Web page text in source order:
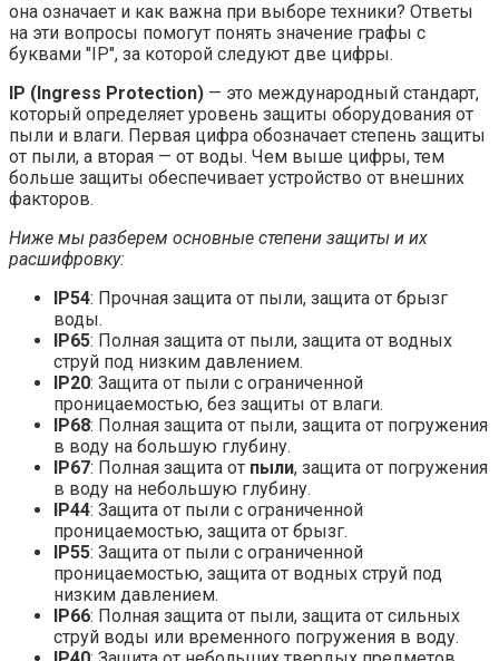
она означает и как важна при выборе техники? Ответы
на эти вопросы помогут понять значение графы с
буквами "IP", за которой следуют две цифры.
IP (Ingress Protection) — это международный стандарт,
который определяет уровень защиты оборудования от
пыли и влаги. Первая цифра обозначает степень защиты
от пыли, а вторая — от воды. Чем выше цифры, тем
больше защиты обеспечивает устройство от внешних
факторов.
Ниже мы разберем основные степени защиты и их
расшифровку:
IP54: Прочная защита от пыли, защита от брызг
воды.
IP65: Полная защита от пыли, защита от водных
струй под низким давлением.
IP20: Защита от пыли с ограниченной
проницаемостью, без защиты от влаги.
IP68: Полная защита от пыли, защита от погружения
в воду на большую глубину.
IP67: Полная защита от пыли, защита от погружения
в воду на небольшую глубину.
IP44: Защита от пыли с ограниченной
проницаемостью, защита от брызг.
IP55: Защита от пыли с ограниченной
проницаемостью, защита от водных струй под
низким давлением.
IP66: Полная защита от пыли, защита от сильных
струй воды или временного погружения в воду.